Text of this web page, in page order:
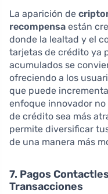
La aparición de
recompensa están
donde la lealtad y el
tarjetas de crédito ya
acumulados se
ofreciendo a los
que puede
enfoque innovador
de crédito sea más
permite diversificar
de una manera más
7. Pagos
Transacciones